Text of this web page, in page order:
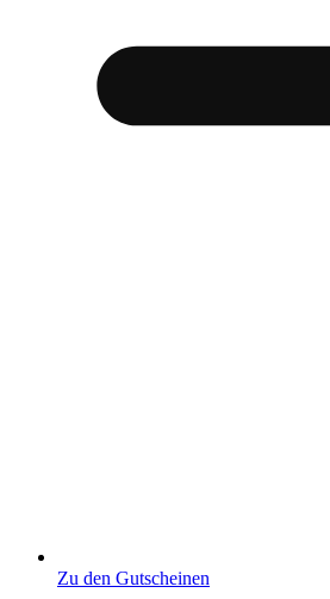
Zu den Gutscheinen